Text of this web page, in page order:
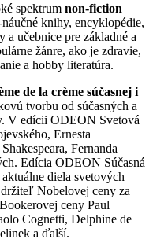
spektrum non-fiction
knihy, encyklopédie,
učebnice pre základné a
žánre, ako je zdravie,
a hobby literatúra.
de la crème súčasnej i
tvorbu od súčasných a
V edícii ODEON Svetová
Ernesta
Fernanda
Edícia ODEON Súčasná
diela svetových
Nobelovej ceny za
ceny Paul
Cognetti, Delphine de
a ďalší.